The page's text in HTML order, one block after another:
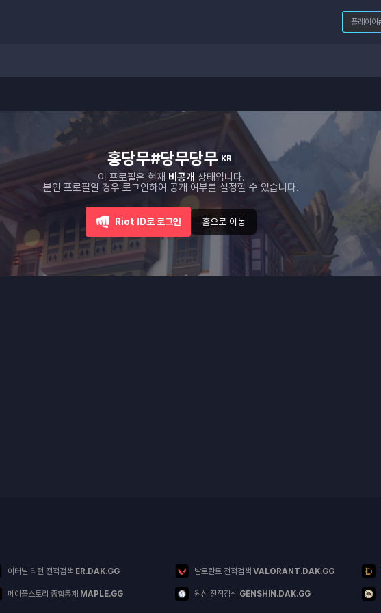
홍당무#당무당무 KR
이 프로필은 현재 비공개 상태입니다.
본인 프로필일 경우 로그인하여 공개 여부를 설정할 수 있습니다.
Riot ID로 로그인 홈으로 이동
이터널 리턴 전적검색 ER.DAK.GG 발로란트 전적검색 VALORANT.DAK.GG
메이플스토리 종합통계 MAPLE.GG 원신 전적검색 GENSHIN.DAK.GG